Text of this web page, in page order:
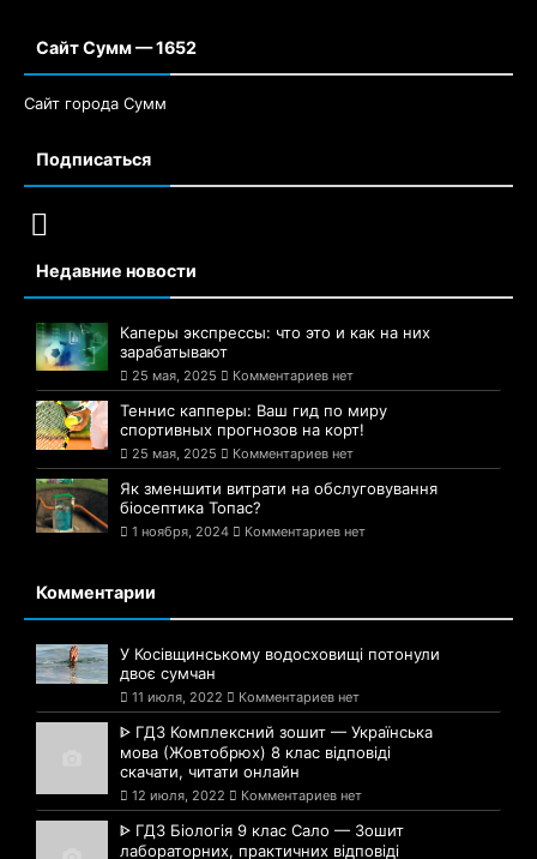
Сайт Сумм — 1652
Сайт города Сумм
Подписаться
Недавние новости
Каперы экспрессы: что это и как на них
зарабатывают
25 мая, 2025 Комментариев нет
Теннис капперы: Ваш гид по миру
спортивных прогнозов на корт!
25 мая, 2025 Комментариев нет
Як зменшити витрати на обслуговування
біосептика Топас?
1 ноября, 2024 Комментариев нет
Комментарии
У Косівщинському водосховищі потонули
двоє сумчан
11 июля, 2022 Комментариев нет
ᐈ ГДЗ Комплексний зошит — Українська
мова (Жовтобрюх) 8 клас відповіді
скачати, читати онлайн
12 июля, 2022 Комментариев нет
ᐈ ГДЗ Біологія 9 клас Сало — Зошит
лабораторних, практичних відповіді